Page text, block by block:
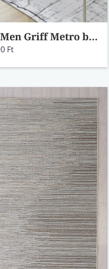
Med Men Griff Metro black & white szőnyeg 8926 170x240
Ft